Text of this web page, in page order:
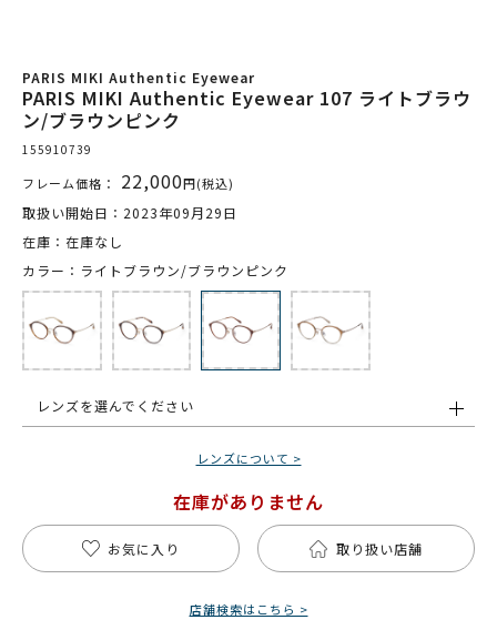
PARIS MIKI Authentic Eyewear
PARIS MIKI Authentic Eyewear 107 ライトブラウ
ン/ブラウンピンク
155910739
フレーム価格： 22,000円(税込)
取扱い開始日：2023年09月29日
在庫：在庫なし
カラー：ライトブラウン/ブラウンピンク
レンズを選んでください
レンズについて >
在庫がありません
お気に入り 取り扱い店舗
店舗検索はこちら >